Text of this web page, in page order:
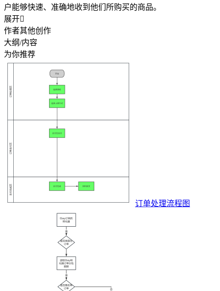
户能够快速、准确地收到他们所购买的商品。
展开
作者其他创作
大纲/内容
为你推荐
订单处理流程图